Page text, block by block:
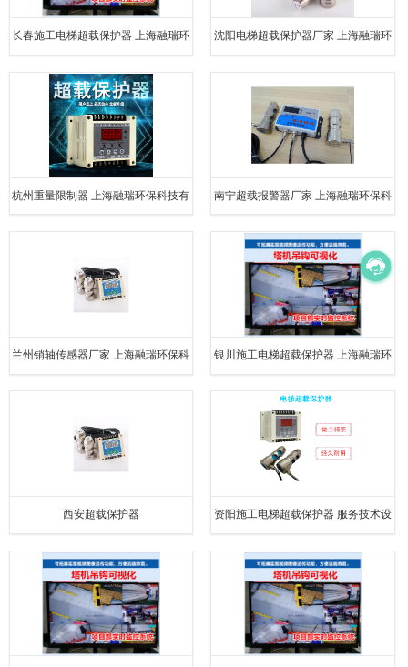
长春施工电梯超载保护器 上海融瑞环 沈阳电梯超载保护器厂家 上海融瑞环
杭州重量限制器 上海融瑞环保科技有 南宁超载报警器厂家 上海融瑞环保科
兰州销轴传感器厂家 上海融瑞环保科 银川施工电梯超载保护器 上海融瑞环
西安超载保护器 资阳施工电梯超载保护器 服务技术设